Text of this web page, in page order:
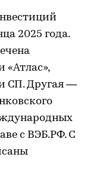
2025 года.
СП. Другая —
с ВЭБ.РФ. С